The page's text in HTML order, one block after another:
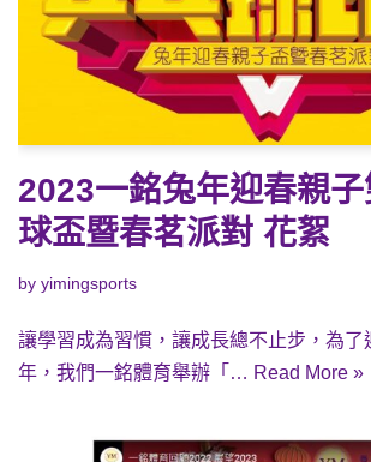
2023一銘兔年迎春親
球盃暨春茗派對 花絮
by yimingsports
讓學習成為習慣，讓成長總不止步，為了
年，我們一銘體育舉辦「… Read More »